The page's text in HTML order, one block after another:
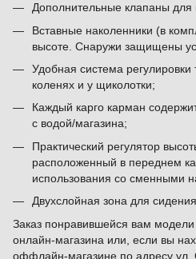
Дополнительные клапаны для
Вставные наколенники (в
высоте. Снаружи защищены
Удобная система
коленях и у щиколотки;
Каждый карго карман
с водой/магазина;
Практический регулятор
расположенный в переднем
использования со сменными
Двухслойная зона для сидения.
Заказ понравившейся вам
онлайн-магазина или, если вы
оффлайн-магазине по адресу ул.